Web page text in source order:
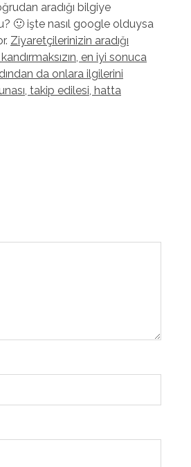
aradığı bilgiye
🙂 işte nasıl google olduysa
Ziyaretçilerinizin aradığı
en iyi sonuca
da onlara ilgilerini
takip edilesi, hatta